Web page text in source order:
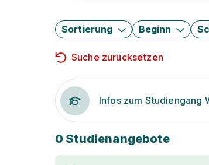
Sortierung Beginn
Suche zurücksetzen
Infos zum Studiengang
0 Studienangebote